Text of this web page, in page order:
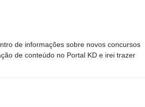
de informações sobre novos concursos
de conteúdo no Portal KD e irei trazer